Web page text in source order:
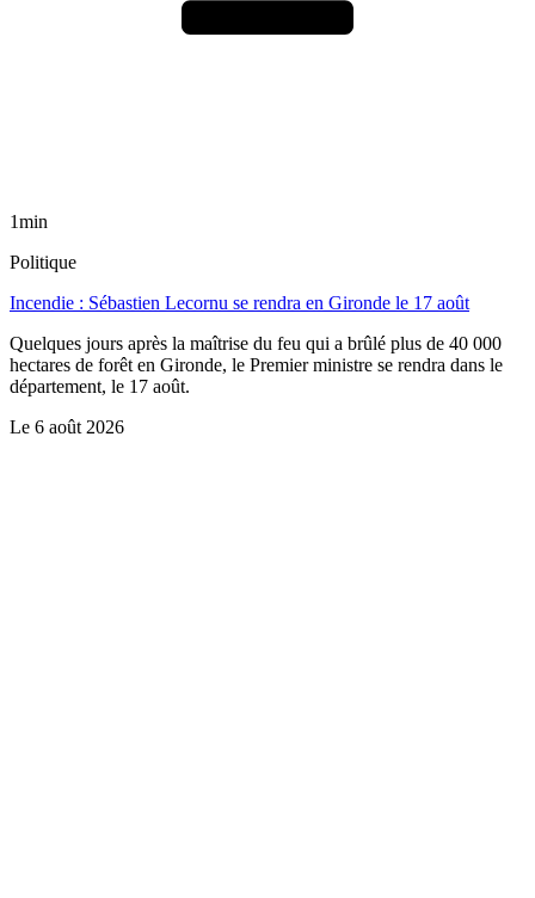
1min
Politique
Incendie : Sébastien Lecornu se rendra en Gironde le 17 août
Quelques jours après la maîtrise du feu qui a brûlé plus de 40 000
hectares de forêt en Gironde, le Premier ministre se rendra dans le
département, le 17 août.
Le 6 août 2026